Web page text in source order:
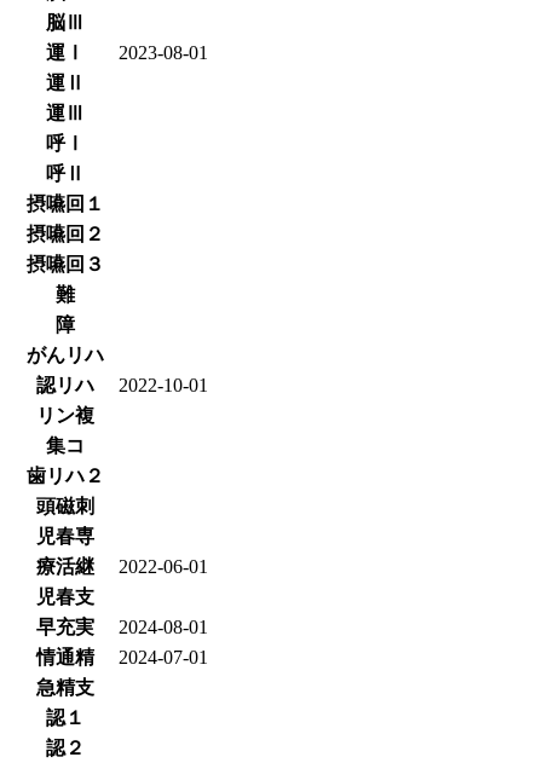
脳Ⅲ
運Ⅰ
2023-08-01
運Ⅱ
運Ⅲ
呼Ⅰ
呼Ⅱ
摂嚥回１
摂嚥回２
摂嚥回３
難
障
がんリハ
認リハ
2022-10-01
リン複
集コ
歯リハ２
頭磁刺
児春専
療活継
2022-06-01
児春支
早充実
2024-08-01
情通精
2024-07-01
急精支
認１
認２